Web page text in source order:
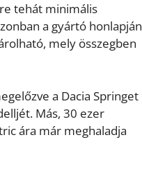
tehát minimális
a gyártó honlapján
mely összegben
a Dacia Springet
Más, 30 ezer
ára már meghaladja